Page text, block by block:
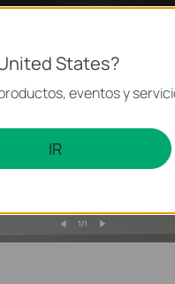
States?
eventos y
IR